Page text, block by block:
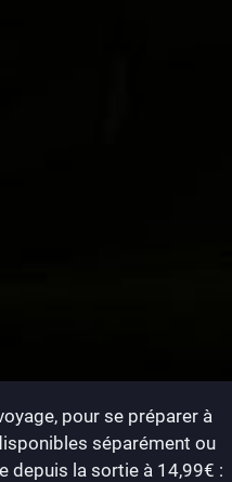
pour se préparer à
séparément ou
depuis la sortie à 14,99€ :